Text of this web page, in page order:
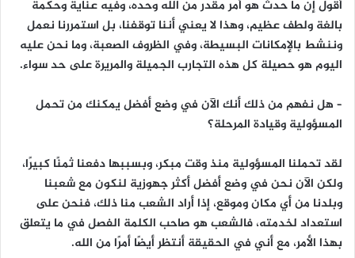
أقول إن ما حدث هو أمر مقدر من الله وحده، وفيه عناية وحكمة
بالغة ولطف عظيم، وهذا لا يعني أننا توقفنا، بل استمررنا نعمل
وننشط بالإمكانات البسيطة، وفي الظروف الصعبة، وما نحن عليه
اليوم هو حصيلة كل هذه التجارب الجميلة والمريرة على حد سواء.
– هل نفهم من ذلك أنك الآن في وضع أفضل يمكنك من تحمل
المسؤولية وقيادة المرحلة؟
لقد تحملنا المسؤولية منذ وقت مبكر، وبسببها دفعنا ثمنًا كبيرًا،
ولكن الآن نحن في وضع أفضل أكثر جهوزية لنكون مع شعبنا
وبلدنا من أي مكان وموقع، إذا أراد الشعب منا ذلك، فنحن على
استعداد لخدمته، فالشعب هو صاحب الكلمة الفصل في ما يتعلق
بهذا الأمر، مع أني في الحقيقة أنتظر أيضًا أمرًا من الله.